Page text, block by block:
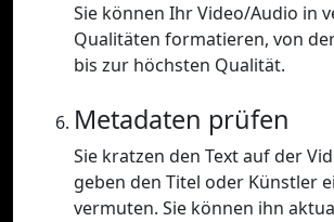
Sie können Ihr Video/Audio in
Qualitäten formatieren, von
bis zur höchsten Qualität.
Metadaten prüfen
Sie kratzen den Text auf der
geben den Titel oder Künstler
vermuten. Sie können ihn